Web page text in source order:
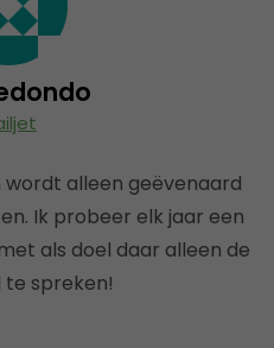
wordt alleen geëvenaard
Ik probeer elk jaar een
als doel daar alleen de
spreken!